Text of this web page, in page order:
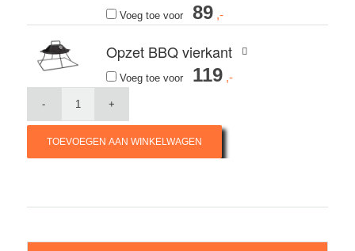
Voeg toe voor 89
Opzet BBQ vierkant
Voeg toe voor 119
TOEVOEGEN AAN WINKELWAGEN